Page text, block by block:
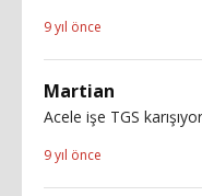
9 yıl önce
Martian
Acele işe TGS
9 yıl önce